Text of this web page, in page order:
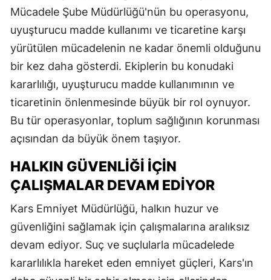
Mücadele Şube Müdürlüğü'nün bu operasyonu,
uyuşturucu madde kullanımı ve ticaretine karşı
yürütülen mücadelenin ne kadar önemli olduğunu
bir kez daha gösterdi. Ekiplerin bu konudaki
kararlılığı, uyuşturucu madde kullanımının ve
ticaretinin önlenmesinde büyük bir rol oynuyor.
Bu tür operasyonlar, toplum sağlığının korunması
açısından da büyük önem taşıyor.
HALKIN GÜVENLIĞI İÇIN
ÇALIŞMALAR DEVAM EDIYOR
Kars Emniyet Müdürlüğü, halkın huzur ve
güvenliğini sağlamak için çalışmalarına aralıksız
devam ediyor. Suç ve suçlularla mücadelede
kararlılıkla hareket eden emniyet güçleri, Kars'ın